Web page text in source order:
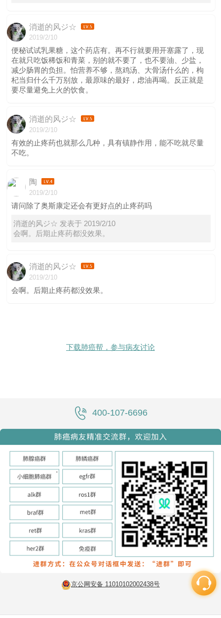
消逝的风ジ☆
2019/2/10
便秘试试乳果糖，这个药店有。再不行就要用开塞露了，现
在就只吃饭稀饭和青菜，别的就不要了，也不要油、少盐，
减少肠胃的负担。怕营养不够，熬鸡汤、大骨汤什么的，枸
杞当归什么千万别放，最原味的最好，虑油再喝。反正就是
要尽量避免上火的饮食。
消逝的风ジ☆
2019/2/10
有效的止疼药也就那么几种，具有镇静作用，能不吃就尽量
不吃。
陶
2019/2/10
请问除了奥斯康定还会有更好点的止疼药吗
消逝的风ジ☆ 发表于 2019/2/10
会啊。后期止疼药都没效果。
消逝的风ジ☆
2019/2/10
会啊。后期止疼药都没效果。
下载肺癌帮，参与病友讨论
400-107-6696
京公网安备 11010102002438号